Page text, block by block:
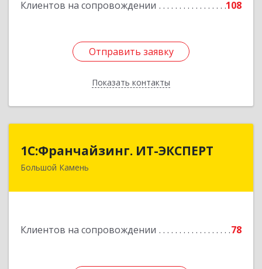
Клиентов на сопровождении 108
Отправить заявку
Показать контакты
Отправить заявку
Назад
1С:Франчайзинг. ИТ-ЭКСПЕРТ
Большой Камень
Клиентов на сопровождении 78
1С:Франчайзинг. ИТ-ЭКСПЕРТ
692806, Приморский край, Большой Камень г,